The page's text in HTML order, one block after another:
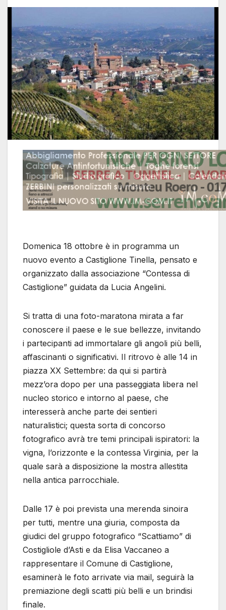
Domenica 18 ottobre è in programma un
nuovo evento a Castiglione Tinella, pensato e
organizzato dalla associazione “Contessa di
Castiglione” guidata da Lucia Angelini.
Si tratta di una foto-maratona mirata a far
conoscere il paese e le sue bellezze, invitando
i partecipanti ad immortalare gli angoli più belli,
affascinanti o significativi. Il ritrovo è alle 14 in
piazza XX Settembre: da qui si partirà
mezz’ora dopo per una passeggiata libera nel
nucleo storico e intorno al paese, che
interesserà anche parte dei sentieri
naturalistici; questa sorta di concorso
fotografico avrà tre temi principali ispiratori: la
vigna, l’orizzonte e la contessa Virginia, per la
quale sarà a disposizione la mostra allestita
nella antica parrocchiale.
Dalle 17 è poi prevista una merenda sinoira
per tutti, mentre una giuria, composta da
giudici del gruppo fotografico “Scattiamo” di
Costigliole d’Asti e da Elisa Vaccaneo a
rappresentare il Comune di Castiglione,
esaminerà le foto arrivate via mail, seguirà la
premiazione degli scatti più belli e un brindisi
finale.